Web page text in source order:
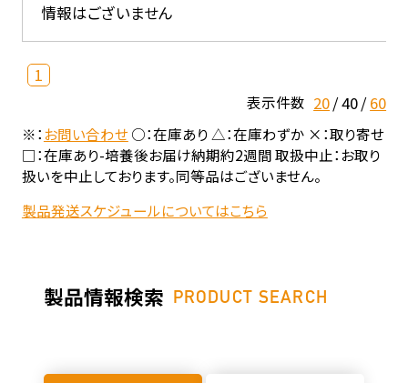
情報はございません
1
表示件数 20 40 60
※：お問い合わせ○：在庫あり △：在庫わずか ×：取り寄せ
□：在庫あり-培養後お届け納期約2週間 取扱中止：お取り
扱いを中止しております。同等品はございません。
製品発送スケジュールについてはこちら
製品情報検索 PRODUCT SEARCH